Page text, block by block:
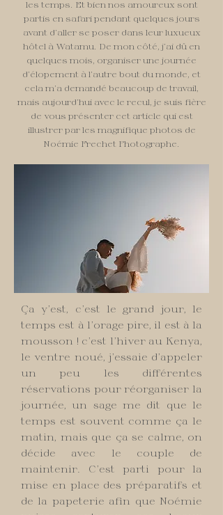
les temps. Et bien nos amoureux sont
partis en safari pendant quelques jours
avant d’aller se poser dans leur luxueux
hôtel à Watamu. De mon côté, j’ai dû en
quelques mois, organiser une journée
d’élopement à l’autre bout du monde, et
cela m’a demandé beaucoup de travail,
mais aujourd’hui avec le recul, je suis fière
de vous présenter cet article qui est
illustrer par les magnifique photos de
Noémie Frechet Photographe.
Ça y’est, c’est le grand jour, le
temps est à l’orage pire, il est à la
mousson ! c’est l’hiver au Kenya,
le ventre noué, j’essaie d’appeler
un peu les différentes
réservations pour réorganiser la
journée, un sage me dit que le
temps est souvent comme ça le
matin, mais que ça se calme, on
décide avec le couple de
maintenir. C’est parti pour la
mise en place des préparatifs et
de la papeterie afin que Noémie